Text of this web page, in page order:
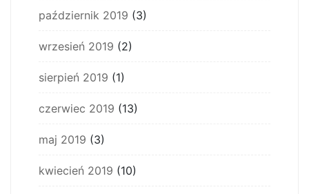
październik 2019 (3)
wrzesień 2019 (2)
sierpień 2019 (1)
czerwiec 2019 (13)
maj 2019 (3)
kwiecień 2019 (10)